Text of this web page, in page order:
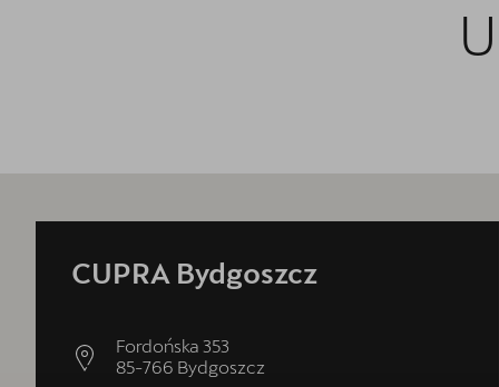
CUPRA Bydgoszcz
Fordońska 353
85-766 Bydgoszcz